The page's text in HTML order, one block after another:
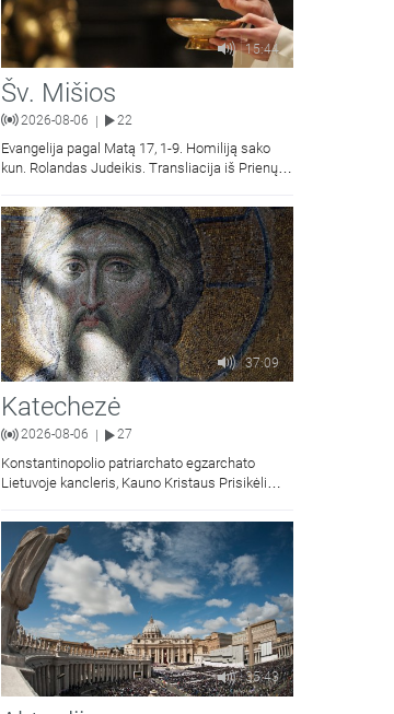
15:44
Šv. Mišios
2026-08-06 | 22
Evangelija pagal Matą 17, 1-9. Homiliją sako
kun. Rolandas Judeikis. Transliacija iš Prienų
37:09
Katechezė
2026-08-06 27
Konstantinopolio patriarchato egzarchato
Lietuvoje kancleris, Kauno Kristaus Prisikėlimo
kunigas Vitalijus Mockus pasakoja apie
Kristaus Atsimainymo šventę.
35:43